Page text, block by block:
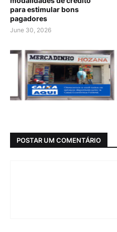
para estimular bons
pagadores
June 30, 2026
POSTAR UM COMENTÁRIO